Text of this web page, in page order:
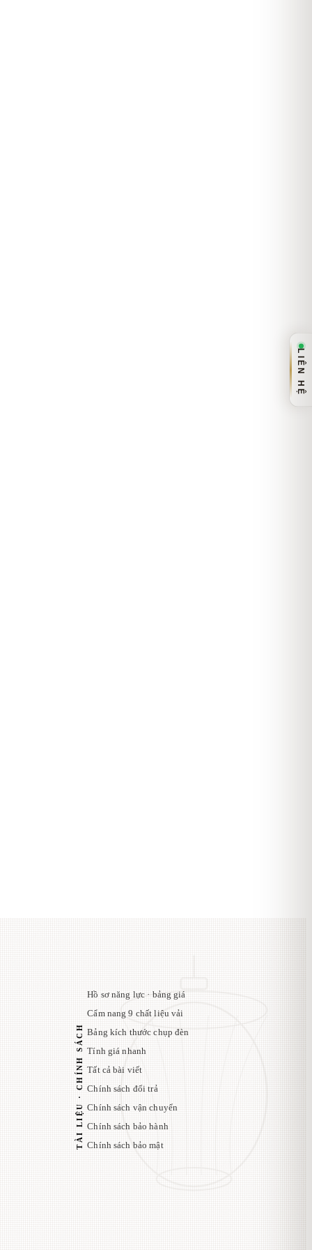
TÀI LIỆU · CHÍNH SÁCH
Hồ sơ năng lực · bảng giá
Cẩm nang 9 chất liệu vải
Bảng kích thước chụp đèn
Tính giá nhanh
Tất cả bài viết
Chính sách đổi trả
Chính sách vận chuyển
Chính sách bảo hành
Chính sách bảo mật
LIÊN HỆ